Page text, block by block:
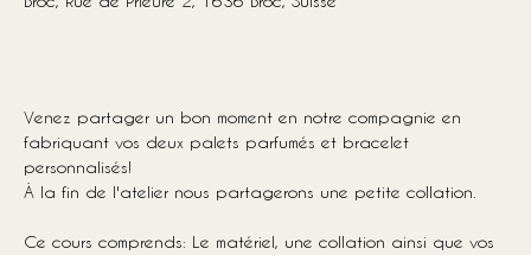
Venez partager un bon moment en notre compagnie en
fabriquant vos deux palets parfumés et bracelet
personnalisés!
À la fin de l'atelier nous partagerons une petite collation.
Ce cours comprends: Le matériel, une collation ainsi que vos